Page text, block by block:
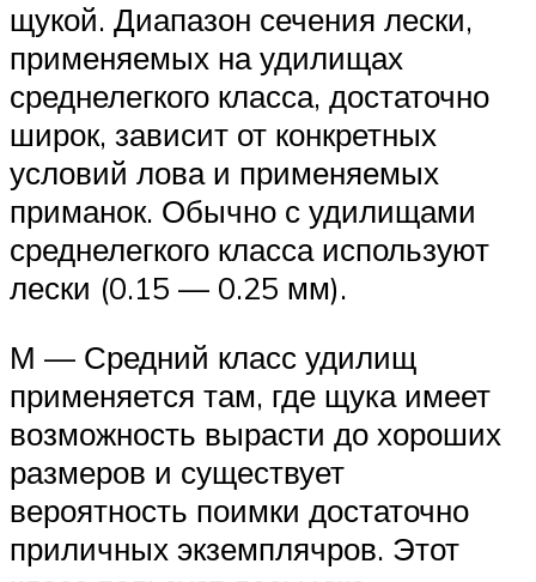
щукой. Диапазон сечения лески,
применяемых на удилищах
среднелегкого класса, достаточно
широк, зависит от конкретных
условий лова и применяемых
приманок. Обычно с удилищами
среднелегкого класса используют
лески (0.15 — 0.25 мм).
М — Средний класс удилищ
применяется там, где щука имеет
возможность вырасти до хороших
размеров и существует
вероятность поимки достаточно
приличных экземплячров. Этот